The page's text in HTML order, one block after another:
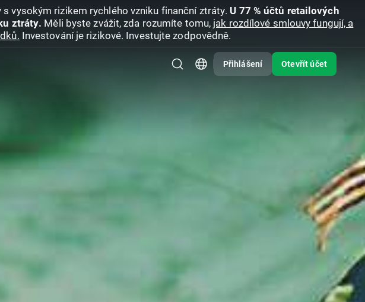
vysokým rizikem rychlého vzniku finanční ztráty. U 77 % účtů retailových
ztráty. Měli byste zvážit, zda rozumíte tomu, jak rozdílové smlouvy fungují, a
Investování je rizikové. Investujte zodpovědně.
Přihlášení Otevřít účet